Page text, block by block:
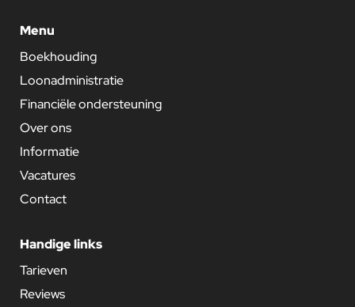
Menu
Boekhouding
Loonadministratie
Financiële ondersteuning
Over ons
Informatie
Vacatures
Contact
Handige links
Tarieven
Reviews